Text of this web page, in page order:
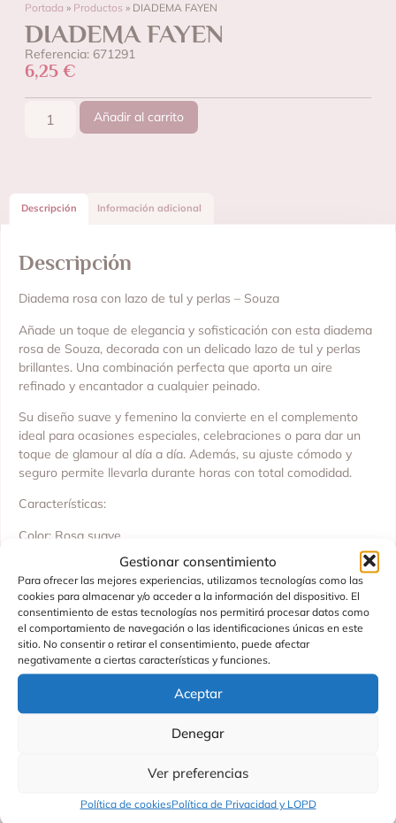
Gestionar consentimiento
Para ofrecer las mejores experiencias, utilizamos tecnologías como las
cookies para almacenar y/o acceder a la información del dispositivo. El
consentimiento de estas tecnologías nos permitirá procesar datos como
el comportamiento de navegación o las identificaciones únicas en este
sitio. No consentir o retirar el consentimiento, puede afectar
negativamente a ciertas características y funciones.
Aceptar
Denegar
Ver preferencias
Política de cookiesPolítica de Privacidad y LOPD
Portada » Productos » DIADEMA FAYEN
DIADEMA FAYEN
Referencia: 671291
6,25 €
Añadir al carrito
Descripción Información adicional
Descripción
Diadema rosa con lazo de tul y perlas – Souza
Añade un toque de elegancia y sofisticación con esta diadema
rosa de Souza, decorada con un delicado lazo de tul y perlas
brillantes. Una combinación perfecta que aporta un aire
refinado y encantador a cualquier peinado.
Su diseño suave y femenino la convierte en el complemento
ideal para ocasiones especiales, celebraciones o para dar un
toque de glamour al día a día. Además, su ajuste cómodo y
seguro permite llevarla durante horas con total comodidad.
Características:
Color: Rosa suave
Detalle: Lazo de tul rosa con perlas
Diseño: Elegante y sofisticado
Comodidad: Ajuste cómodo y seguro
Datos de interés:
Edad recomendada: A partir de 3 años
Fabricación: China
Un accesorio perfecto para brillar con estilo en cualquier
Productos Relacionados